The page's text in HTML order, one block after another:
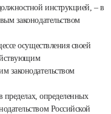
инструкцией, – в
законодательством
осуществления своей
законодательством
пределах, определенных
Российской